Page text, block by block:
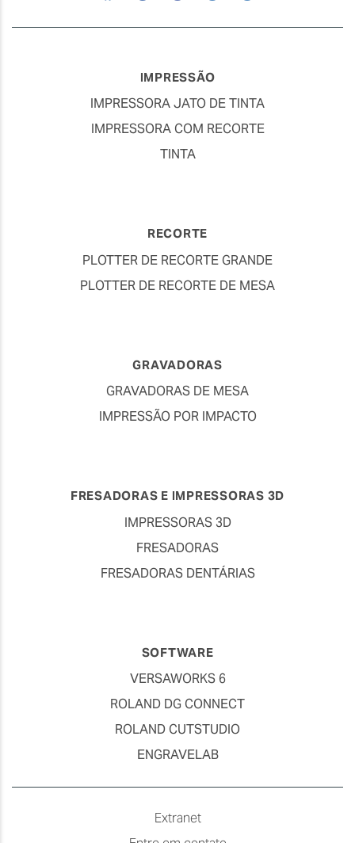
IMPRESSÃO
IMPRESSORA JATO DE TINTA
IMPRESSORA COM RECORTE
TINTA
RECORTE
PLOTTER DE RECORTE GRANDE
PLOTTER DE RECORTE DE MESA
GRAVADORAS
GRAVADORAS DE MESA
IMPRESSÃO POR IMPACTO
FRESADORAS E IMPRESSORAS 3D
IMPRESSORAS 3D
FRESADORAS
FRESADORAS DENTÁRIAS
SOFTWARE
VERSAWORKS 6
ROLAND DG CONNECT
ROLAND CUTSTUDIO
ENGRAVELAB
Extranet